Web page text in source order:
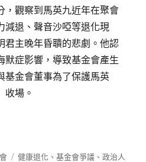
，觀察到馬英九近年在聚會
減退、聲音沙啞等退化現
君主晚年昏聵的悲劇。他認
默症影響，導致基金會產生
基金會董事為了保護馬英
收場。
熄燈吧！〉
標
健康退化 、基金會爭議 、政治人